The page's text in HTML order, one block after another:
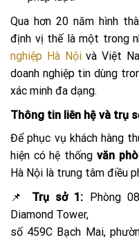
Qua hơn 20 năm hình
định vị thế là một trong
nghiệp Hà Nộivà Việt
doanh nghiệp tin dùng
xác minh đa dạng.
Thông tin liên hệ và trụ
Để phục vụ khách hàng
hiện có hệ thống văn
Hà Nội là trung tâm điều
📌 Trụ sở 1: Phòng
Diamond Tower,
số 459C Bạch Mai,